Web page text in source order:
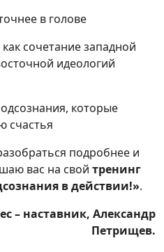
в голове
сочетание западной
идеологий
которые
счастья
подробнее и
вас на свой тренинг
в действии!».
– наставник, Александр
Петрищев.